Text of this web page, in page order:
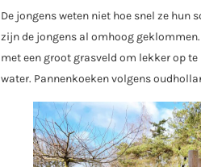
De jongens weten niet hoe snel ze hun
zijn de jongens al omhoog geklommen.
met een groot grasveld om lekker op
water. Pannenkoeken volgens